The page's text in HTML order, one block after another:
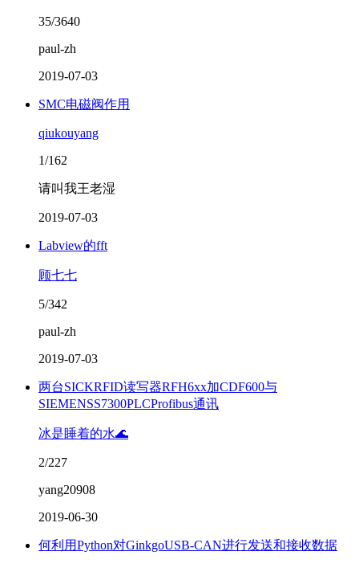
35/3640
paul-zh
2019-07-03
SMC电磁阀作用
qiukouyang
1/162
请叫我王老湿
2019-07-03
Labview的fft
顾七七
5/342
paul-zh
2019-07-03
两台SICKRFID读写器RFH6xx加CDF600与
SIEMENSS7300PLCProfibus通讯
冰是睡着的水🌊
2/227
yang20908
2019-06-30
何利用Python对GinkgoUSB-CAN进行发送和接收数据